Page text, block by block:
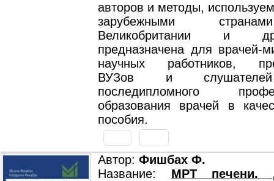
авторов и методы,
зарубежными
Великобритании и
предназначена для врачей-
научных работников,
ВУЗов и
последипломного
образования врачей в
пособия.
Автор: Фишбах Ф.
Название: МРТ печени.